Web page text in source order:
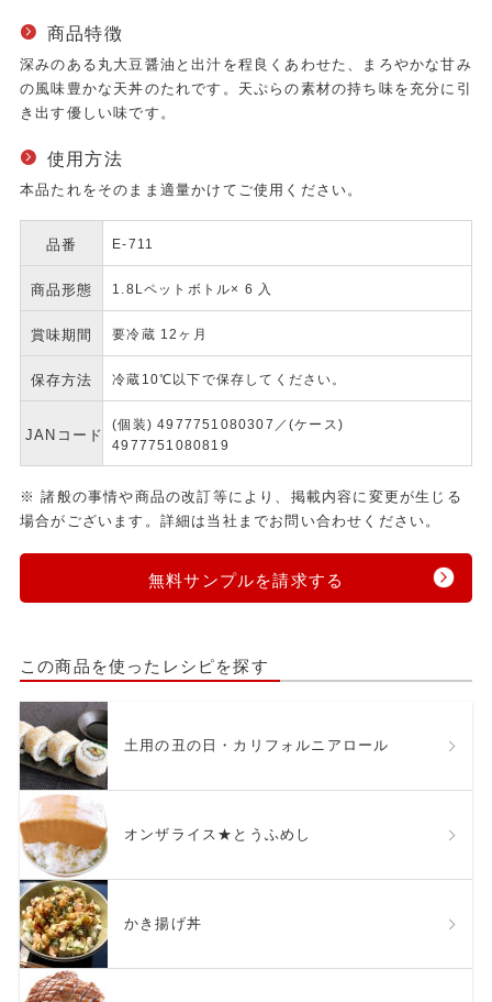
商品特徴
深みのある丸大豆醤油と出汁を程良くあわせた、まろやかな甘み
の風味豊かな天丼のたれです。天ぷらの素材の持ち味を充分に引
き出す優しい味です。
使用方法
本品たれをそのまま適量かけてご使用ください。
品番 E-711
商品形態 1.8Lペットボトル× 6 入
賞味期間 要冷蔵 12ヶ月
保存方法 冷蔵10℃以下で保存してください。
JANコード
(個装) 4977751080307／(ケース)
4977751080819
※ 諸般の事情や商品の改訂等により、掲載内容に変更が生じる
場合がございます。詳細は当社までお問い合わせください。
無料サンプルを請求する
この商品を使ったレシピを探す
土用の丑の日・カリフォルニアロール
オンザライス★とうふめし
かき揚げ丼